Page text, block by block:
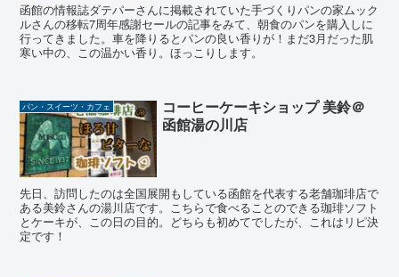
函館の情報誌ダテパーさんに掲載されていた手づくりパンの家ムック
ルさんの移転7周年感謝セールの記事をみて、朝食のパンを購入しに
行ってきました。車を降りるとパンの良い香りが！まだ3月だった肌
寒い中の、この温かい香り。ほっこりします。
パン・スイーツ・カフェ
コーヒーケーキショップ 美鈴＠
函館湯の川店
先日、訪問したのは全国展開もしている函館を代表する老舗珈琲店で
ある美鈴さんの湯川店です。こちらで食べることのできる珈琲ソフト
とケーキが、この日の目的。どちらも初めてでしたが、これはリピ決
定です！